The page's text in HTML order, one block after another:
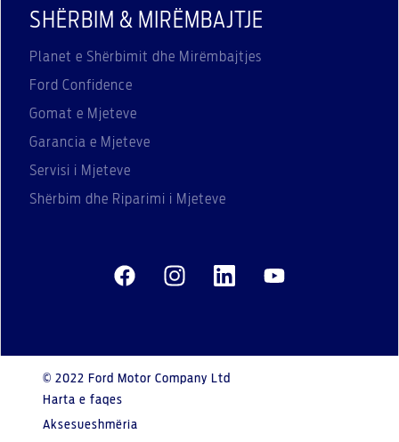
SHËRBIM & MIRËMBAJTJE
Planet e Shërbimit dhe Mirëmbajtjes
Ford Confidence
Gomat e Mjeteve
Garancia e Mjeteve
Servisi i Mjeteve
Shërbim dhe Riparimi i Mjeteve
© 2022 Ford Motor Company Ltd
Harta e faqes
Aksesueshmëria